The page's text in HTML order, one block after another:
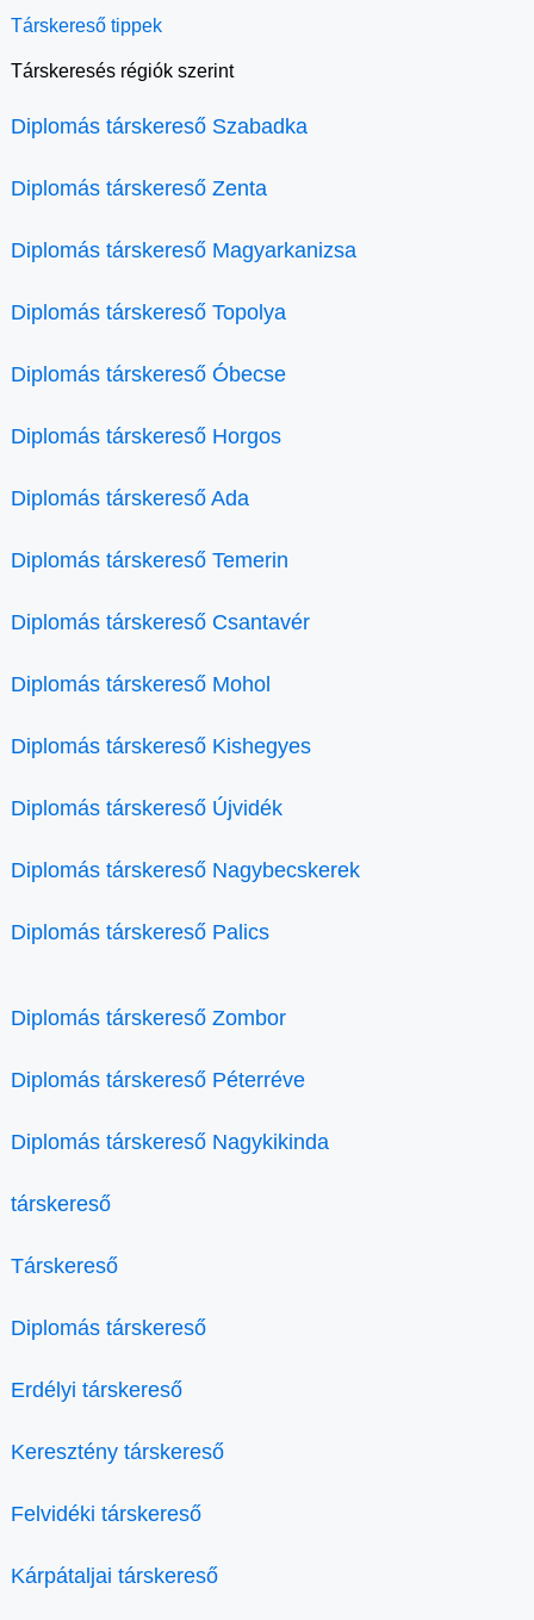
Társkereső tippek
Társkeresés régiók szerint
Diplomás társkereső Szabadka
Diplomás társkereső Zenta
Diplomás társkereső Magyarkanizsa
Diplomás társkereső Topolya
Diplomás társkereső Óbecse
Diplomás társkereső Horgos
Diplomás társkereső Ada
Diplomás társkereső Temerin
Diplomás társkereső Csantavér
Diplomás társkereső Mohol
Diplomás társkereső Kishegyes
Diplomás társkereső Újvidék
Diplomás társkereső Nagybecskerek
Diplomás társkereső Palics
Diplomás társkereső Zombor
Diplomás társkereső Péterréve
Diplomás társkereső Nagykikinda
társkereső
Társkereső
Diplomás társkereső
Erdélyi társkereső
Keresztény társkereső
Felvidéki társkereső
Kárpátaljai társkereső